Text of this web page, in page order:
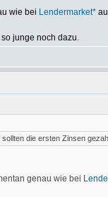
wie bei Lendermarket*
junge noch dazu.
die ersten Zinsen
genau wie bei